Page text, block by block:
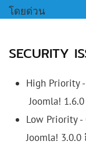
โดยด่วน
SECURITY
High Priority
Joomla!
Low Priority
Joomla! 3.0.0